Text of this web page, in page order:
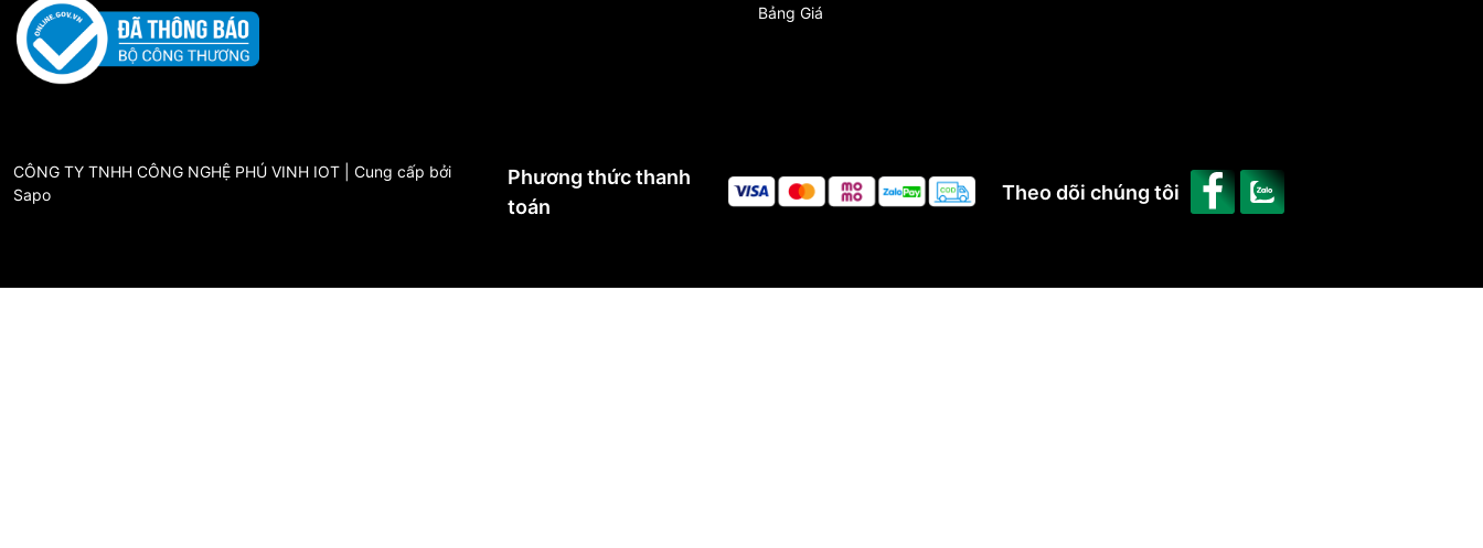
Bảng Giá
CÔNG TY TNHH CÔNG NGHỆ PHÚ VINH IOT | Cung cấp bởi
Sapo
Phương thức thanh
toán
Theo dõi chúng tôi